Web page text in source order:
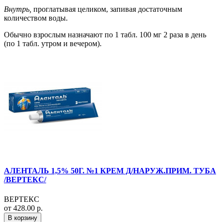
Внутрь, проглатывая целиком, запивая достаточным
количеством воды.
Обычно взрослым назначают по 1 табл. 100 мг 2 раза в день
(по 1 табл. утром и вечером).
АЛЕНТАЛЬ 1,5% 50Г. №1 КРЕМ Д/НАРУЖ.ПРИМ. ТУБА
/ВЕРТЕКС/
ВЕРТЕКС
от 428.00 р.
В корзину